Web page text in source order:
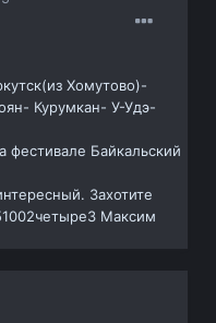
Хомутово)-
Курумкан- У-Удэ-
Байкальский
Захотите
Максим